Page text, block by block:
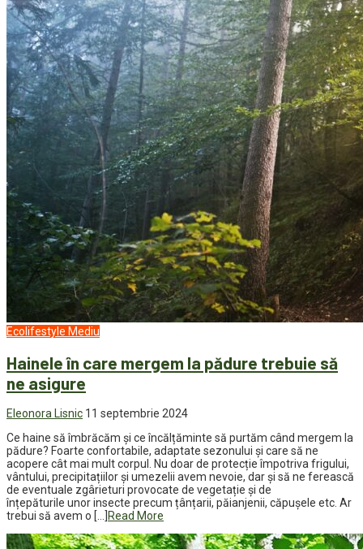
Ecolifestyle Mediu
Hainele în care mergem la pădure trebuie să
ne asigure
Eleonora Lisnic 11 septembrie 2024
Ce haine să îmbrăcăm și ce încălțăminte să purtăm când mergem la
pădure? Foarte confortabile, adaptate sezonului și care să ne
acopere cât mai mult corpul. Nu doar de protecție împotriva frigului,
vântului, precipitațiilor și umezelii avem nevoie, dar și să ne ferească
de eventuale zgârieturi provocate de vegetație și de
înțepăturile unor insecte precum țânțarii, păianjenii, căpușele etc. Ar
trebui să avem o […]
Read More